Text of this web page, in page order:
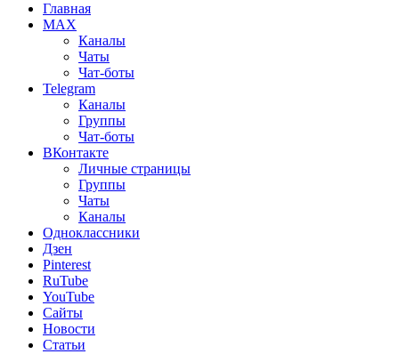
Главная
MAX
Каналы
Чаты
Чат-боты
Telegram
Каналы
Группы
Чат-боты
ВКонтакте
Личные страницы
Группы
Чаты
Каналы
Одноклассники
Дзен
Pinterest
RuTube
YouTube
Сайты
Новости
Статьи